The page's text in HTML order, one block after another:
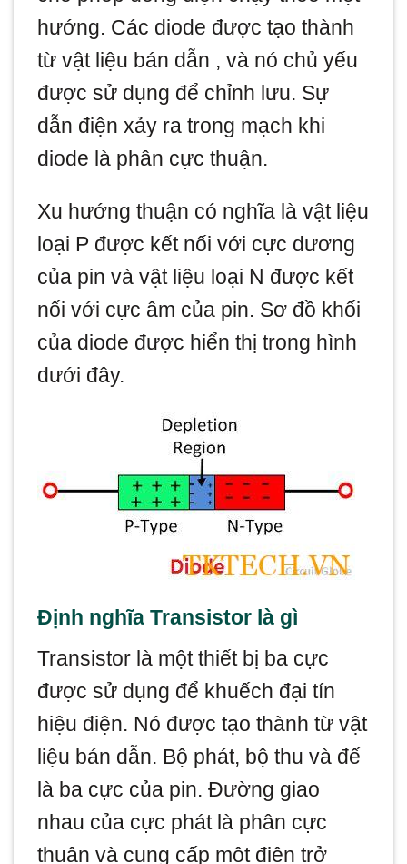
hướng. Các diode được tạo thành
từ vật liệu bán dẫn , và nó chủ yếu
được sử dụng để chỉnh lưu. Sự
dẫn điện xảy ra trong mạch khi
diode là phân cực thuận.
Xu hướng thuận có nghĩa là vật liệu
loại P được kết nối với cực dương
của pin và vật liệu loại N được kết
nối với cực âm của pin. Sơ đồ khối
của diode được hiển thị trong hình
dưới đây.
Định nghĩa Transistor là gì
Transistor là một thiết bị ba cực
được sử dụng để khuếch đại tín
hiệu điện. Nó được tạo thành từ vật
liệu bán dẫn. Bộ phát, bộ thu và đế
là ba cực của pin. Đường giao
nhau của cực phát là phân cực
thuận và cung cấp một điện trở